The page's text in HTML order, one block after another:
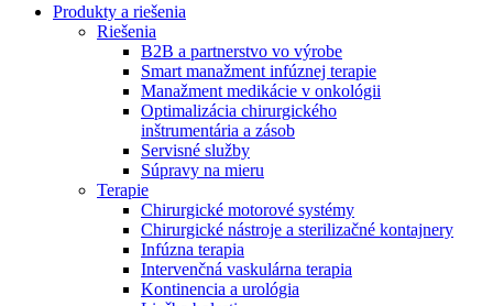
Produktový katalóg​
Objavte naše produkty. ​Navštívte produktový katalóg B.
Braun​ s našim kompletným produktovým portfóliom.​
Zostaňte v dialógu s B. Braun. Kontaktujte nás.
Produkty a riešenia
Riešenia
B2B a partnerstvo vo výrobe
Smart manažment infúznej terapie
Manažment medikácie v onkológii
Optimalizácia chirurgického
inštrumentária a zásob
Servisné služby
Súpravy na mieru
Terapie
Chirurgické motorové systémy
Chirurgické nástroje a sterilizačné kontajnery
Infúzna terapia
Intervenčná vaskulárna terapia
Kontinencia a urológia